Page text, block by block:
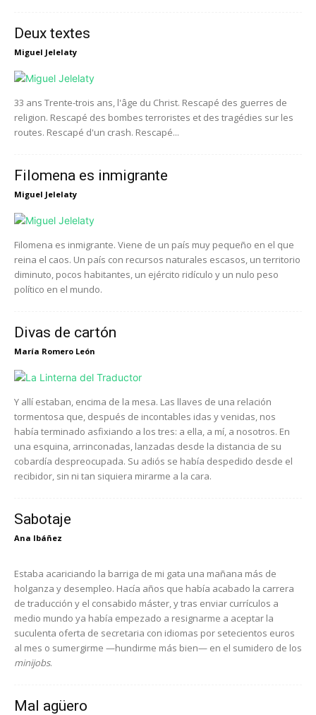
Deux textes
Miguel Jelelaty
33 ans Trente-trois ans, l'âge du Christ. Rescapé des guerres de
religion. Rescapé des bombes terroristes et des tragédies sur les
routes. Rescapé d'un crash. Rescapé...
Filomena es inmigrante
Miguel Jelelaty
Filomena es inmigrante. Viene de un país muy pequeño en el que
reina el caos. Un país con recursos naturales escasos, un territorio
diminuto, pocos habitantes, un ejército ridículo y un nulo peso
político en el mundo.
Divas de cartón
María Romero León
Y allí estaban, encima de la mesa. Las llaves de una relación
tormentosa que, después de incontables idas y venidas, nos
había terminado asfixiando a los tres: a ella, a mí, a nosotros. En
una esquina, arrinconadas, lanzadas desde la distancia de su
cobardía despreocupada. Su adiós se había despedido desde el
recibidor, sin ni tan siquiera mirarme a la cara.
Sabotaje
Ana Ibáñez
Estaba acariciando la barriga de mi gata una mañana más de
holganza y desempleo. Hacía años que había acabado la carrera
de traducción y el consabido máster, y tras enviar currículos a
medio mundo ya había empezado a resignarme a aceptar la
suculenta oferta de secretaria con idiomas por setecientos euros
al mes o sumergirme —hundirme más bien— en el sumidero de los
minijobs.
Mal agüero